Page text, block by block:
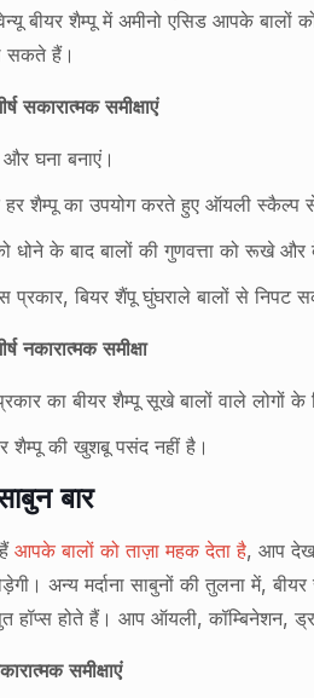
बीयर शैम्पू में अमीनो एसिड आपके
सकते हैं।
सकारात्मक समीक्षाएं
घना बनाएं।
हर शैम्पू का उपयोग करते हुए ऑयली स्कैल्प
धोने के बाद बालों की गुणवत्ता को रूखे
प्रकार, बियर शैंपू घुंघराले बालों से निपट
नकारात्मक समीक्षा
का बीयर शैम्पू सूखे बालों वाले लोगों के
शैम्पू की खुशबू पसंद नहीं है।
बार
आपके बालों को ताज़ा महक देता है, आप
अन्य मर्दाना साबुनों की तुलना में,
होते हैं। आप ऑयली, कॉम्बिनेशन,
समीक्षाएं